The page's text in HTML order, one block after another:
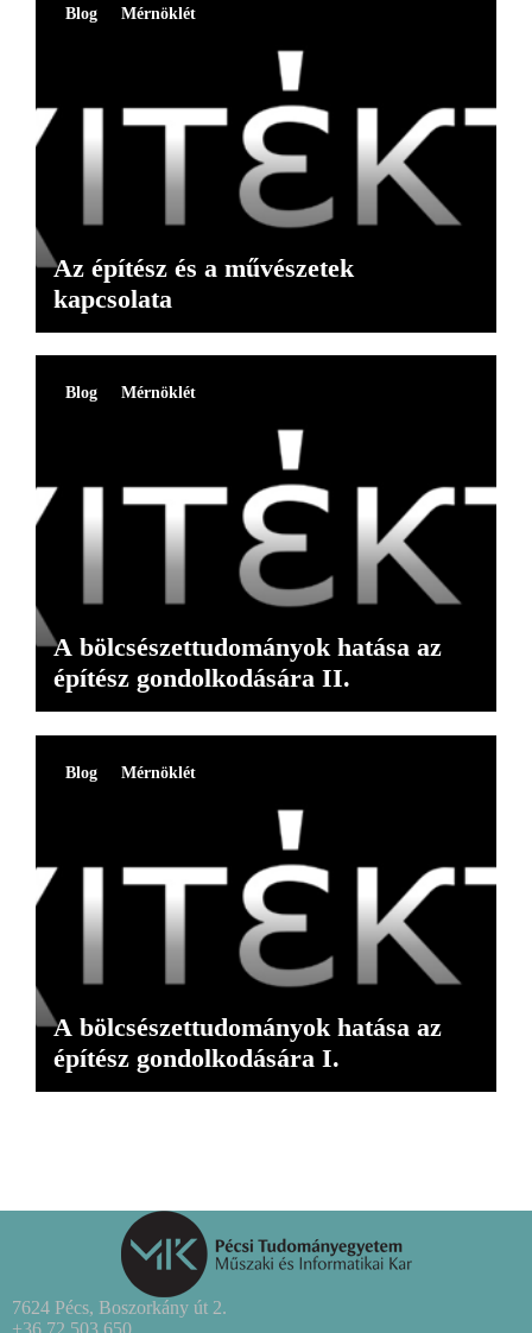
Blog Mérnöklét
Az építész és a művészetek
kapcsolata
Blog Mérnöklét
A bölcsészettudományok hatása az
építész gondolkodására II.
Blog Mérnöklét
A bölcsészettudományok hatása az
építész gondolkodására I.
7624 Pécs, Boszorkány út 2.
+36 72 503 650